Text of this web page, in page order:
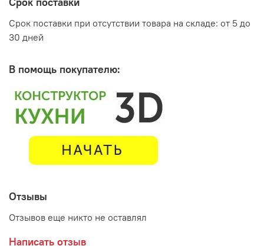
Срок поставки при отсутствии товара на складе: от 5 до
30 дней
В помощь покупателю:
Отзывы
Отзывов еще никто не оставлял
Написать отзыв